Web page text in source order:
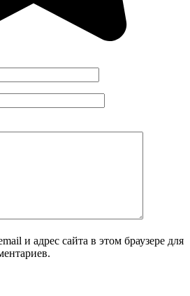
и адрес сайта в этом браузере для